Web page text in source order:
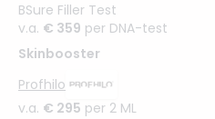
BSure Filler Test
v.a. € 359 per DNA-test
Skinbooster
Profhilo
v.a. € 295 per 2 ML